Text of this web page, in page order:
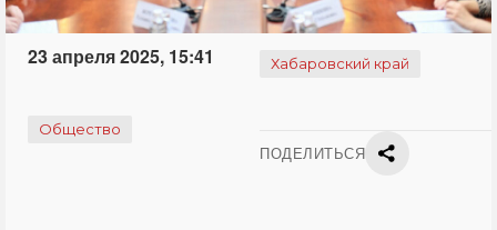
23 апреля 2025, 15:41 Хабаровский край
Общество
ПОДЕЛИТЬСЯ